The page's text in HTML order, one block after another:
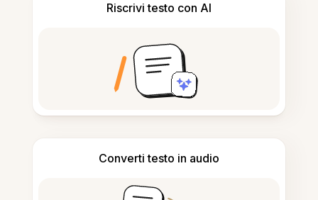
Riscrivi testo con AI
Converti testo in audio